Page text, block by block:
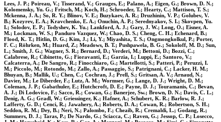
Lees, J. P.; Poireau, V.; Tisserand, V.; Grauges, E.; Palano, A.; Eigen, G.; Brown, D. N.;
Kolomensky, Yu. G.; Fritsch, M.; Koch, H.; Schroeder, T.; Hearty, C.; Mattison, T. S.;
Mckenna, J. A.; So, R. Y.; Blinov, V. E.; Buzykaev, A. R.; Druzhinin, V. P.; Golubev, V.
B.; Kozyrev, E. A.; Kravchenko, E. A.; Onuchin, A. P.; Serednyakov, S. I.; Skovpen, Yu.
I.; Solodov, E. P.; Todyshev, K. Yu.; Lankford, A. J.; Gary, J. W.; Long, O.; Eisner, A.
M.; Lockman, W. S.; Panduro Vazquez, W.; Chao, D. S.; Cheng, C. H.; Echenard, B.;
Flood, K. T.; Hitlin, D. G.; Kim, J.; Li, Y.; Miyashita, T. S.; Ongmongkolkul, P.; Porter,
F. C.; Röhrken, M.; Huard, Z.; Meadows, B. T.; Pushpawela, B. G.; Sokoloff, M. D.; Sun,
L.; Smith, J. G.; Wagner, S. R.; Bernard, D.; Verderi, M.; Bettoni, D.; Bozzi, C.;
Calabrese, R.; Cibinetto, G.; Fioravanti, E.; Garzia, I.; Luppi, E.; Santoro, V.;
Calcaterra, A.; De Sangro, R.; Finocchiaro, G.; Martellotti, S.; Patteri, P.; Peruzzi, I.
M.; Piccolo, M.; Rotondo, M.; Zallo, A.; Passaggio, S.; Patrignani, C.; Lacker, H. M.;
Bhuyan, B.; Mallik, U.; Chen, C.; Cochran, J.; Prell, S.; Gritsan, A. V.; Arnaud, N.;
Davier, M.; Le Diberder, F.; Lutz, A. M.; Wormser, G.; Lange, D. J.; Wright, D. M.;
Coleman, J. P.; Gabathuler, E.; Hutchcroft, D. E.; Payne, D. J.; Touramanis, C.; Bevan,
A. J.; Di Lodovico, F.; Sacco, R.; Cowan, G.; Banerjee, Sw.; Brown, D. N.; Davis, C. L.;
Denig, A. G.; Gradl, W.; Griessinger, K.; Hafner, A.; Schubert, K. R.; Barlow, R. J.;
Lafferty, G. D.; Cenci, R.; Jawahery, A.; Roberts, D. A.; Cowan, R.; Robertson, S. H.;
Seddon, R. M.; Dey, B.; Neri, N.; Palombo, F.; Cheaib, R.; Cremaldi, L.; Godang, R.;
Summers, D. J.; Taras, P.; De Nardo, G.; Sciacca, C.; Raven, G.; Jessop, C. P.; Losecco,